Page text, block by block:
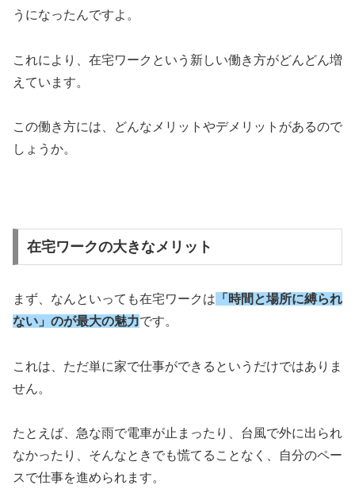
うになったんですよ。
これにより、在宅ワークという新しい働き方がどんどん増
えています。
この働き方には、どんなメリットやデメリットがあるので
しょうか。
在宅ワークの大きなメリット
まず、なんといっても在宅ワークは 「時間と場所に縛られ
ない」のが最大の魅力です。
これは、ただ単に家で仕事ができるというだけではありま
せん。
たとえば、急な雨で電車が止まったり、台風で外に出られ
なかったり、そんなときでも慌てることなく、自分のペー
スで仕事を進められます。